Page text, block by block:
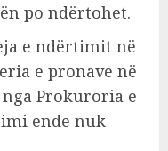
po ndërtohet.
e ndërtimit në
e pronave në
Prokuroria e
ende nuk